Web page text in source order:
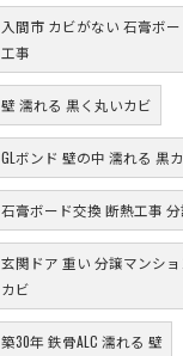
入間市 カビがない 石膏ボ
工事
壁 濡れる 黒く丸いカビ
GLボンド 壁の中 濡れる 黒
石膏ボード交換 断熱工事
玄関ドア 重い 分譲マンシ
カビ
築30年 鉄骨ALC 濡れる 壁